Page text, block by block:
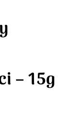
– 15g